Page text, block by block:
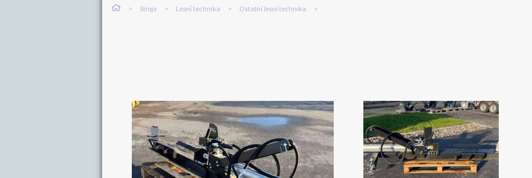
Stroje Lesní technika Ostatní lesní technika